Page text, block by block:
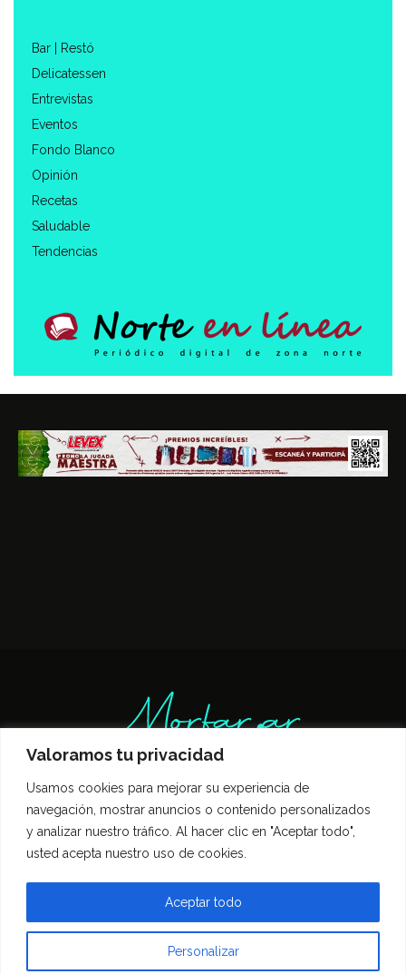
Valoramos tu privacidad
Usamos cookies para mejorar su experiencia de
navegación, mostrar anuncios o contenido personalizados
y analizar nuestro tráfico. Al hacer clic en "Aceptar todo",
usted acepta nuestro uso de cookies.
Personalizar
Aceptar todo
Bar | Restó
Delicatessen
Entrevistas
Eventos
Fondo Blanco
Opinión
Recetas
Saludable
Tendencias
Inicio Entrevistas
Guía Gastronómica
Contacto